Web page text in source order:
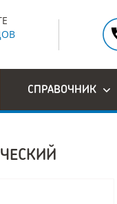
СПРАВОЧНИК